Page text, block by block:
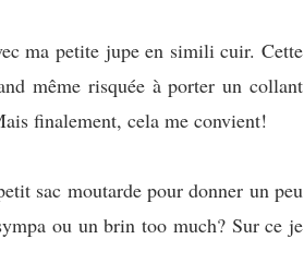
ma petite jupe en simili cuir. Cette
même risquée à porter un collant
finalement, cela me convient!
sac moutarde pour donner un peu
ou un brin too much? Sur ce je